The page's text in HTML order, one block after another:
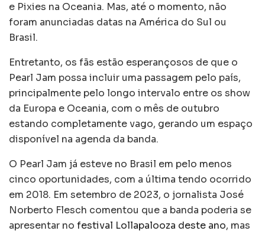
e Pixies na Oceania. Mas, até o momento, não
foram anunciadas datas na América do Sul ou
Brasil.
Entretanto, os fãs estão esperançosos de que o
Pearl Jam possa incluir uma passagem pelo país,
principalmente pelo longo intervalo entre os show
da Europa e Oceania, com o mês de outubro
estando completamente vago, gerando um espaço
disponível na agenda da banda.
O Pearl Jam já esteve no Brasil em pelo menos
cinco oportunidades, com a última tendo ocorrido
em 2018. Em setembro de 2023, o jornalista José
Norberto Flesch comentou que a banda poderia se
apresentar no festival Lollapalooza deste ano, mas